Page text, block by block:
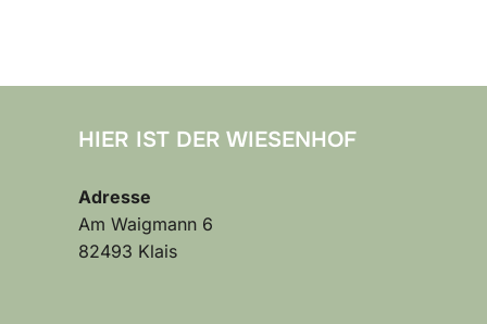
HIER IST DER WIESENHOF
Adresse
Am Waigmann 6
82493 Klais